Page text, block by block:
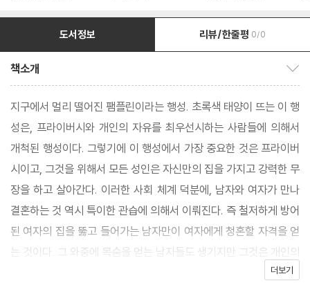
도서정보 리뷰/한줄평 0/0
책소개
지구에서 멀리 떨어진 팸플린이라는 행성. 초록색 태양이 뜨는 이 행
성은, 프라이버시와 개인의 자유를 최우선시하는 사람들에 의해서
개척된 행성이다. 그렇기에 이 행성에서 가장 중요한 것은 프라이버
시이고, 그것을 위해서 모든 성인은 자신만의 집을 가지고 강력한 무
장을 하고 살아간다. 이러한 사회 체계 덕분에, 남자와 여자가 만나
결혼하는 것 역시 특이한 관습에 의해서 이뤄진다. 즉 철저하게 방어
된 여자의 집을 뚫고 들어가는 남자만이 여자에게 청혼할 자격을 얻
는 것이다. 그 와중에 목숨을 얻는 남자들도 생기지만 그것은 개인의
더보기